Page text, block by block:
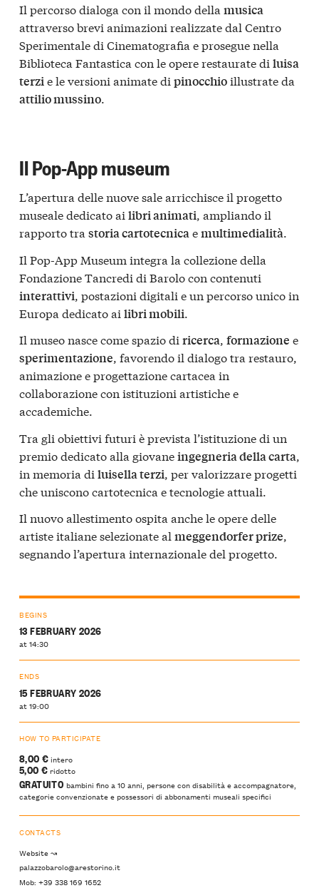
Il percorso dialoga con il mondo della musica
attraverso brevi animazioni realizzate dal Centro
Sperimentale di Cinematografia e prosegue nella
Biblioteca Fantastica con le opere restaurate di luisa
terzie le versioni animate di pinocchioillustrate da
attilio mussino.
Il Pop-App museum
L’apertura delle nuove sale arricchisce il progetto
museale dedicato ai libri animati, ampliando il
rapporto tra storia cartotecnicaemultimedialità.
Il Pop-App Museum integra la collezione della
Fondazione Tancredi di Barolo con contenuti
interattivi , postazioni digitali e un percorso unico in
Europa dedicato ai libri mobili
Il museo nasce come spazio di ricerca, formazione e
sperimentazione, favorendo il dialogo tra restauro,
animazione e progettazione cartacea in
collaborazione con istituzioni artistiche e
accademiche.
Tra gli obiettivi futuri è prevista l’istituzione di un
premio dedicato alla giovaneingegneria della carta,
in memoria di luisella terzi, per valorizzare progetti
che uniscono cartotecnica e tecnologie attuali.
Il nuovo allestimento ospita anche le opere delle
artiste italiane selezionate al meggendorfer prize,
segnando l’apertura internazionale del progetto.
BEGINS
13 FEBRUARY 2026
at 14:30
ENDS
15 FEBRUARY 2026
at 19:00
HOW TO PARTICIPATE
8,00 €intero
5,00 €ridotto
GRATUITO bambini fino a 10 anni, persone con disabilità e accompagnatore,
categorie convenzionate e possessori di abbonamenti museali specifici
CONTACTS
Website ↝
palazzobarolo@arestorino.it
Mob: +39 338 169 1652